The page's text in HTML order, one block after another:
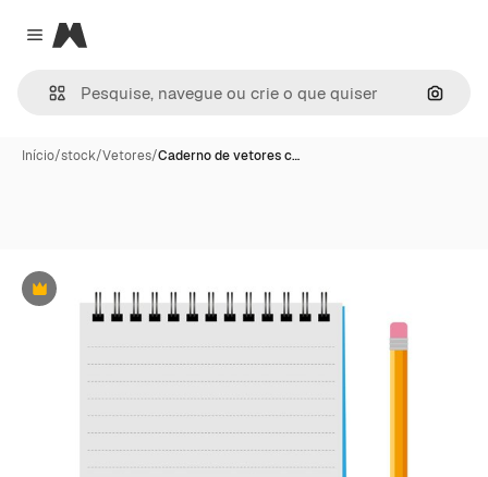
Close menu
Magnific
Início/stock/Vetores/Caderno de vetores c…
Premium